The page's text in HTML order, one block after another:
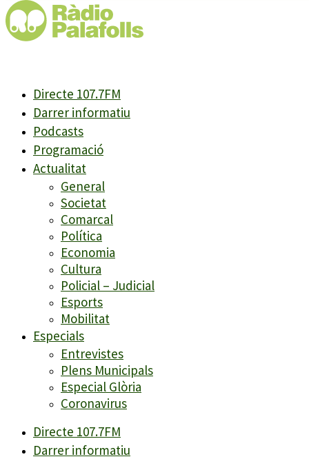
Directe 107.7FM
Darrer informatiu
Podcasts
Programació
Actualitat
General
Societat
Comarcal
Política
Economia
Cultura
Policial – Judicial
Esports
Mobilitat
Especials
Entrevistes
Plens Municipals
Especial Glòria
Coronavirus
Directe 107.7FM
Darrer informatiu